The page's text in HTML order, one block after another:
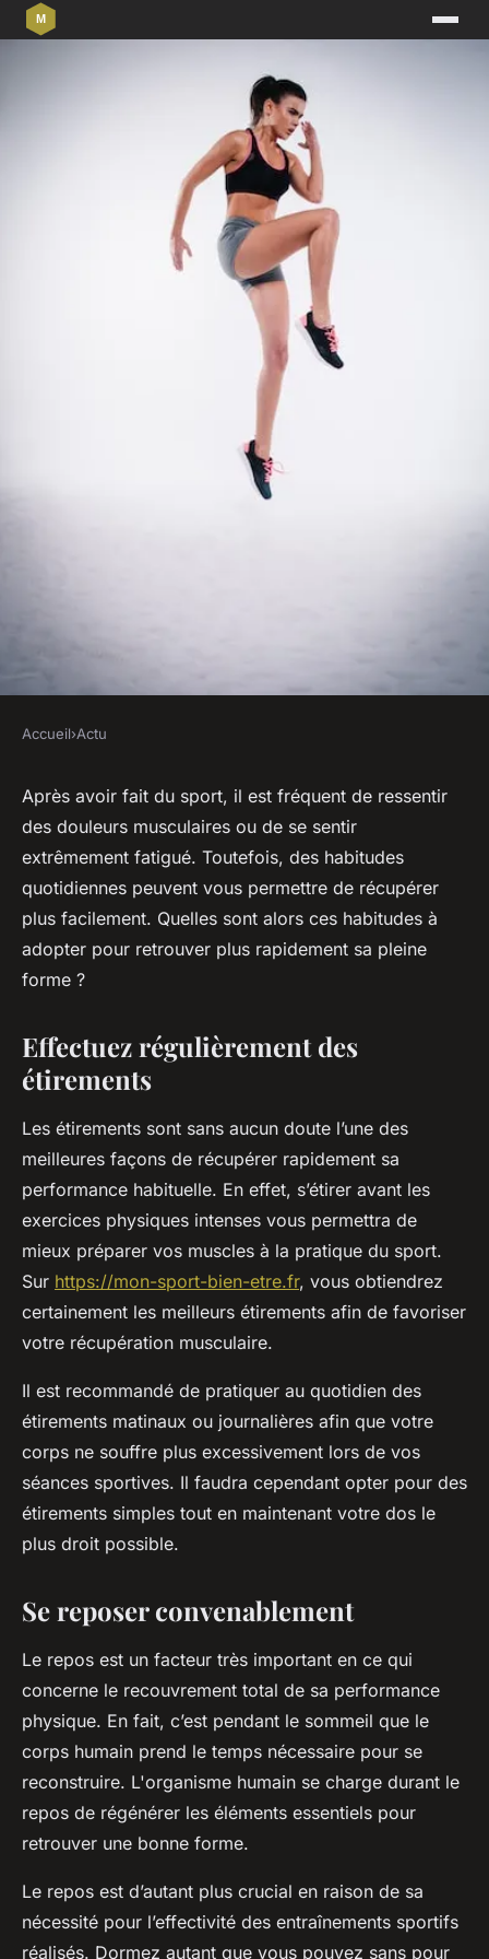
Comment récupérer aisément
après vos séances sportives ?
diane•15 février 2023•1 min de lecture
Accueil›Actu
Après avoir fait du sport, il est fréquent de ressentir
des douleurs musculaires ou de se sentir
extrêmement fatigué. Toutefois, des habitudes
quotidiennes peuvent vous permettre de récupérer
plus facilement. Quelles sont alors ces habitudes à
adopter pour retrouver plus rapidement sa pleine
forme ?
Effectuez régulièrement des
étirements
Les étirements sont sans aucun doute l’une des
meilleures façons de récupérer rapidement sa
performance habituelle. En effet, s’étirer avant les
exercices physiques intenses vous permettra de
mieux préparer vos muscles à la pratique du sport.
Sur https://mon-sport-bien-etre.fr, vous obtiendrez
certainement les meilleurs étirements afin de favoriser
votre récupération musculaire.
Il est recommandé de pratiquer au quotidien des
étirements matinaux ou journalières afin que votre
corps ne souffre plus excessivement lors de vos
séances sportives. Il faudra cependant opter pour des
étirements simples tout en maintenant votre dos le
plus droit possible.
Se reposer convenablement
Le repos est un facteur très important en ce qui
concerne le recouvrement total de sa performance
physique. En fait, c’est pendant le sommeil que le
corps humain prend le temps nécessaire pour se
reconstruire. L'organisme humain se charge durant le
repos de régénérer les éléments essentiels pour
retrouver une bonne forme.
Le repos est d’autant plus crucial en raison de sa
nécessité pour l’effectivité des entraînements sportifs
réalisés. Dormez autant que vous pouvez sans pour